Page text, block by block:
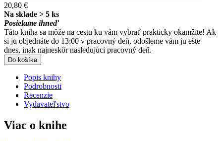
20,80 €
Na sklade > 5 ks
Posielame ihneď
Táto kniha sa môže na cestu ku vám vybrať prakticky okamžite! Ak
si ju objednáte do 13:00 v pracovný deň, odošleme vám ju ešte
dnes, inak najneskôr nasledujúci pracovný deň.
Do košíka
Popis knihy
Podrobnosti
Recenzie
Vydavateľstvo
Viac o knihe